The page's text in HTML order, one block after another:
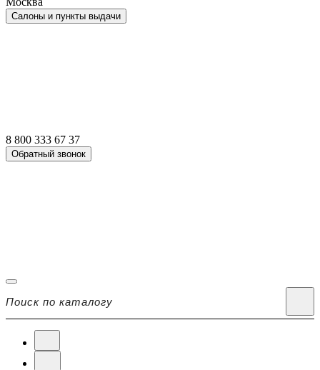
Салоны и пункты выдачи
8 800 333 67 37
Обратный звонок